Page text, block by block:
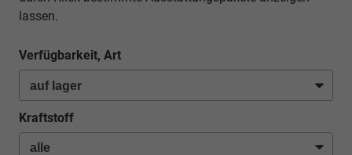
lassen.
Verfügbarkeit, Art
Kraftstoff